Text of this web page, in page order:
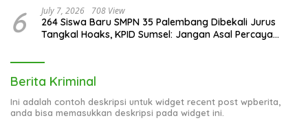
6 July 7, 2026 708 View
264 Siswa Baru SMPN 35 Palembang Dibekali Jurus
Tangkal Hoaks, KPID Sumsel: Jangan Asal Percaya
Berita Kriminal
Ini adalah contoh deskripsi untuk widget recent post wpberita,
anda bisa memasukkan deskripsi pada widget ini.